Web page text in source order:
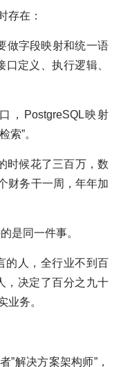
存在：
做字段映射和统一语
口定义、执行逻辑、
，PostgreSQL映射
索”。
时候花了三百万，数
财务干一周，年年加
是同一件事。
的人，全行业不到百
，决定了百分之九十
业务。
”解决方案架构师”，